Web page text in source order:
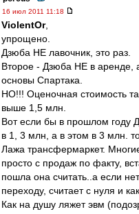
16 июл 2011 11:18
ViolentOr,
упрощено.
Дзюба НЕ лавочник, это раз.
Второе - Дзюба НЕ в аренде,
основы Спартака.
НО!!! Оценочная стоимость
выше 1,5 млн.
Вот если бы в прошлом году
в 1, 3 млн, а в этом в 3 млн.
Лажа трансфермаркет.
просто с продаж по факту,
пошла она считать..а если
переходу, считает с нуля и
Как на душу ляжет эвм